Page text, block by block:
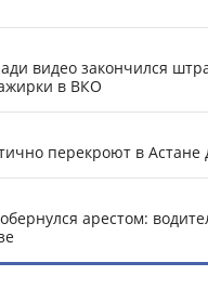
видео закончился
в ВКО
перекроют в Астане
арестом: